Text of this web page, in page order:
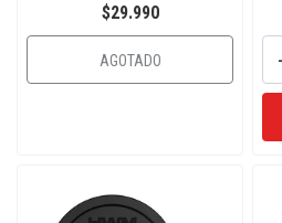
$29.990
AGOTADO